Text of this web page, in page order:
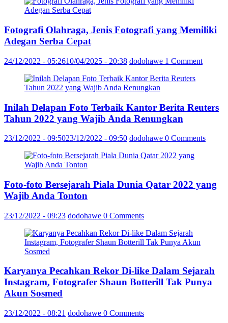
Fotografi Olahraga, Jenis Fotografi yang Memiliki
Adegan Serba Cepat
24/12/2022 - 05:2610/04/2025 - 20:38 dodohawe 1 Comment
Inilah Delapan Foto Terbaik Kantor Berita Reuters
Tahun 2022 yang Wajib Anda Renungkan
23/12/2022 - 09:5023/12/2022 - 09:50 dodohawe 0 Comments
Foto-foto Bersejarah Piala Dunia Qatar 2022 yang
Wajib Anda Tonton
23/12/2022 - 09:23 dodohawe 0 Comments
Karyanya Pecahkan Rekor Di-like Dalam Sejarah
Instagram, Fotografer Shaun Botterill Tak Punya
Akun Sosmed
23/12/2022 - 08:21 dodohawe 0 Comments